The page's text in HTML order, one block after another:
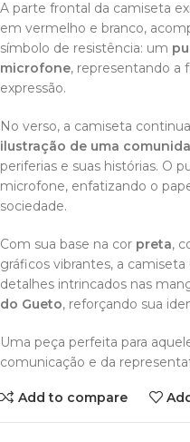
A parte frontal da camiseta
em vermelho e branco,
símbolo de resistência: um
microfone, representando a
expressão.
No verso, a camiseta
ilustração de uma
periferias e suas histórias. O
microfone, enfatizando o
sociedade.
Com sua base na cor preta,
gráficos vibrantes, a
detalhes intrincados nas
do Gueto, reforçando sua
Uma peça perfeita para
comunicação e da
Add to compare